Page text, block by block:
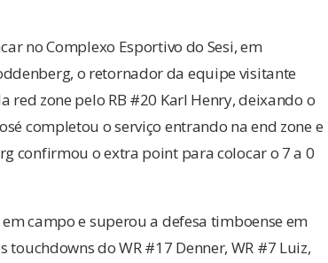
no Complexo Esportivo do Sesi, em
o retornador da equipe visitante
zone pelo RB #20 Karl Henry, deixando o
completou o serviço entrando na end zone e
confirmou o extra point para colocar o 7 a 0
campo e superou a defesa timboense em
do WR #17 Denner, WR #7 Luiz,